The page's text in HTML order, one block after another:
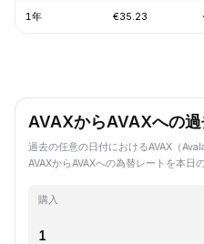
1年 €35.23
AVAXからAVAXへの
過去の任意の日付におけるAVAX（
AVAXからAVAXへの為替レートを本日
購入